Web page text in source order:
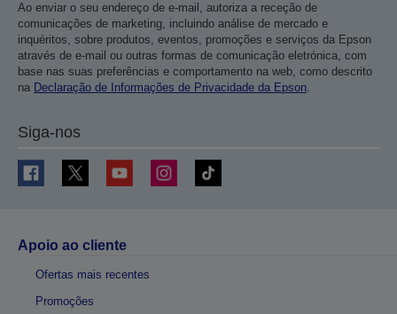
Ao enviar o seu endereço de e-mail, autoriza a receção de
comunicações de marketing, incluindo análise de mercado e
inquéritos, sobre produtos, eventos, promoções e serviços da Epson
através de e-mail ou outras formas de comunicação eletrónica, com
base nas suas preferências e comportamento na web, como descrito
na Declaração de Informações de Privacidade da Epson.
Siga-nos
Apoio ao cliente
Ofertas mais recentes
Promoções